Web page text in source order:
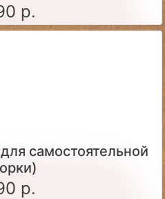
р.
самостоятельной
р.